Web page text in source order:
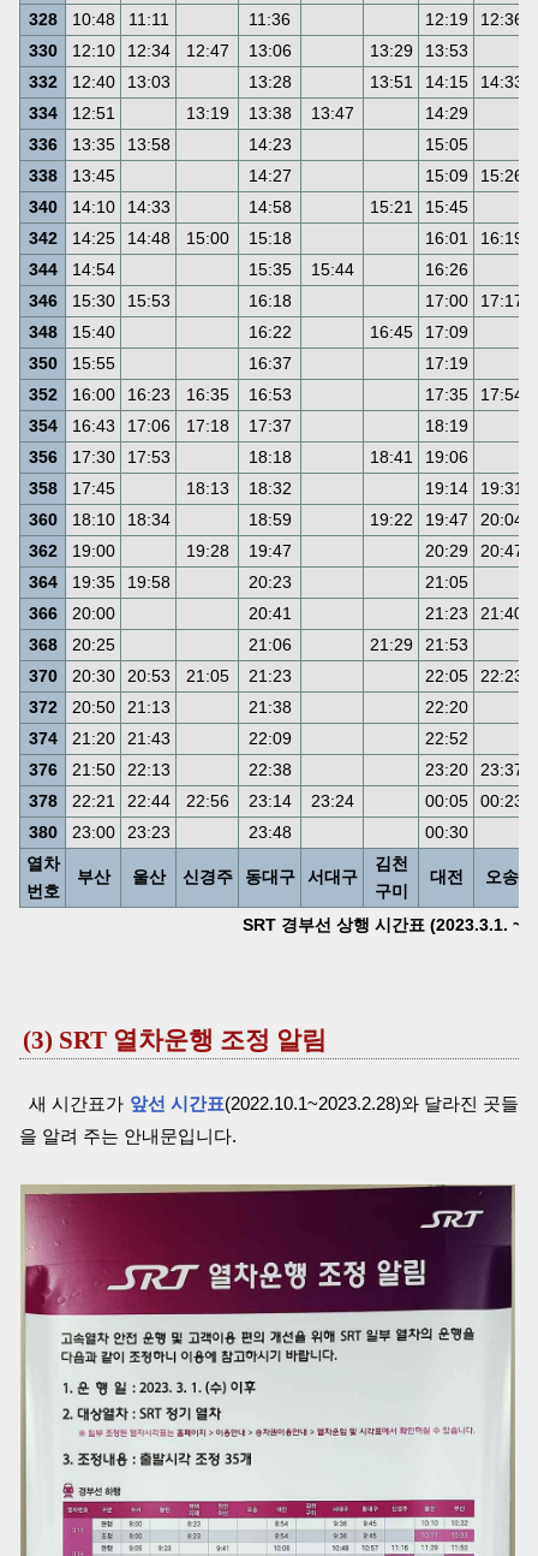
SRT 경부선 상행 시간표 (2023.3.1. ~)
328
10:48 11:11 11:36 12:19 12:36
330
12:10 12:34 12:47 13:06 13:29 13:53
332
12:40 13:03 13:28 13:51 14:15
14:33
334
12:51 13:19 13:38 13:47 14:29
336
13:35 13:58 14:23 15:05
338
13:45 14:27 15:09
15:26
340
14:10 14:33 14:58 15:21 15:45
342
14:25 14:48 15:00 15:18 16:01
16:19
344
14:54 15:35 15:44
16:26
346
15:30 15:53 16:18 17:00
17:17
348
15:40 16:22 16:45 17:09
350
15:55 16:37 17:19
352
16:00 16:23 16:35 16:53 17:35 17:54
354
16:43 17:06 17:18 17:37 18:19
356
17:30 17:53 18:18 18:41
19:06
358
17:45 18:13 18:32 19:14 19:31
360
18:10 18:34 18:59 19:22 19:47
20:04
362
19:00 19:28 19:47 20:29
20:47
364
19:35 19:58 20:23 21:05
366
20:00 20:41 21:23
21:40
368
20:25 21:06 21:29 21:53
370
20:30 20:53 21:05 21:23 22:05
22:23
372
20:50 21:13 21:38 22:20
374
21:20 21:43 22:09
22:52
376
21:50 22:13 22:38 23:20
23:37
378
22:21 22:44 22:56 23:14 23:24 00:05
00:23
380
23:00 23:23 23:48
00:30
열차
번호
부산 울산 신경주 동대구 서대구
김천
구미
대전 오송
(3) SRT 열차운행 조정 알림
새 시간표가 앞선 시간표(2022.10.1~2023.2.28)와 달라진 곳들
을 알려 주는 안내문입니다.